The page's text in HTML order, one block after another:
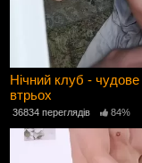
Нічний клуб -
втрьох
36834 переглядів 84%